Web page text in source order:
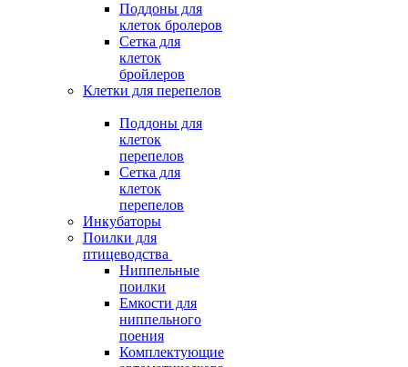
Поддоны для
клеток бролеров
Сетка для
клеток
бройлеров
Клетки для перепелов
Поддоны для
клеток
перепелов
Сетка для
клеток
перепелов
Инкубаторы
Поилки для
птицеводства
Ниппельные
поилки
Емкости для
ниппельного
поения
Комплектующие